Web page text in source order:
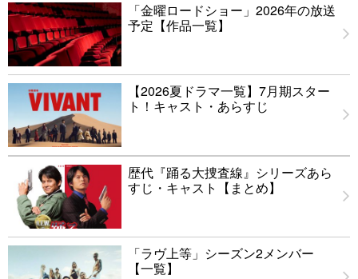
「金曜ロードショー」2026年の放送
予定【作品一覧】
【2026夏ドラマ一覧】7月期スター
ト！キャスト・あらすじ
歴代『踊る大捜査線』シリーズあら
すじ・キャスト【まとめ】
「ラヴ上等」シーズン2メンバー
【一覧】